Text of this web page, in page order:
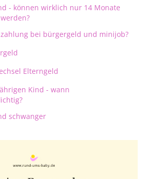
- können wirklich nur 14 Monate
bei bürgergeld und minijob?
Elterngeld
Kind - wann
schwanger